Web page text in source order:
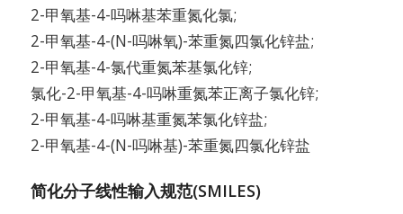
2-甲氧基-4-吗啉基苯重氮化氯;
2-甲氧基-4-(N-吗啉氧)-苯重氮四氯化锌盐;
2-甲氧基-4-氯代重氮苯基氯化锌;
氯化-2-甲氧基-4-吗啉重氮苯正离子氯化锌;
2-甲氧基-4-吗啉基重氮苯氯化锌盐;
2-甲氧基-4-(N-吗啉基)-苯重氮四氯化锌盐
简化分子线性输入规范(SMILES)